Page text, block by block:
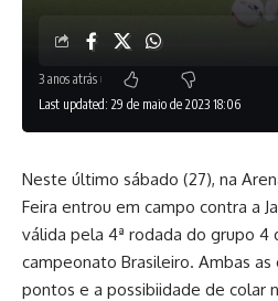
Last updated: 29 de maio de 2023 18:06
3 anos atrás
Neste último sábado (27), na
Feira entrou em campo contra a
válida pela 4ª rodada do grupo 4
campeonato Brasileiro. Ambas
pontos e a possibiidade de colar